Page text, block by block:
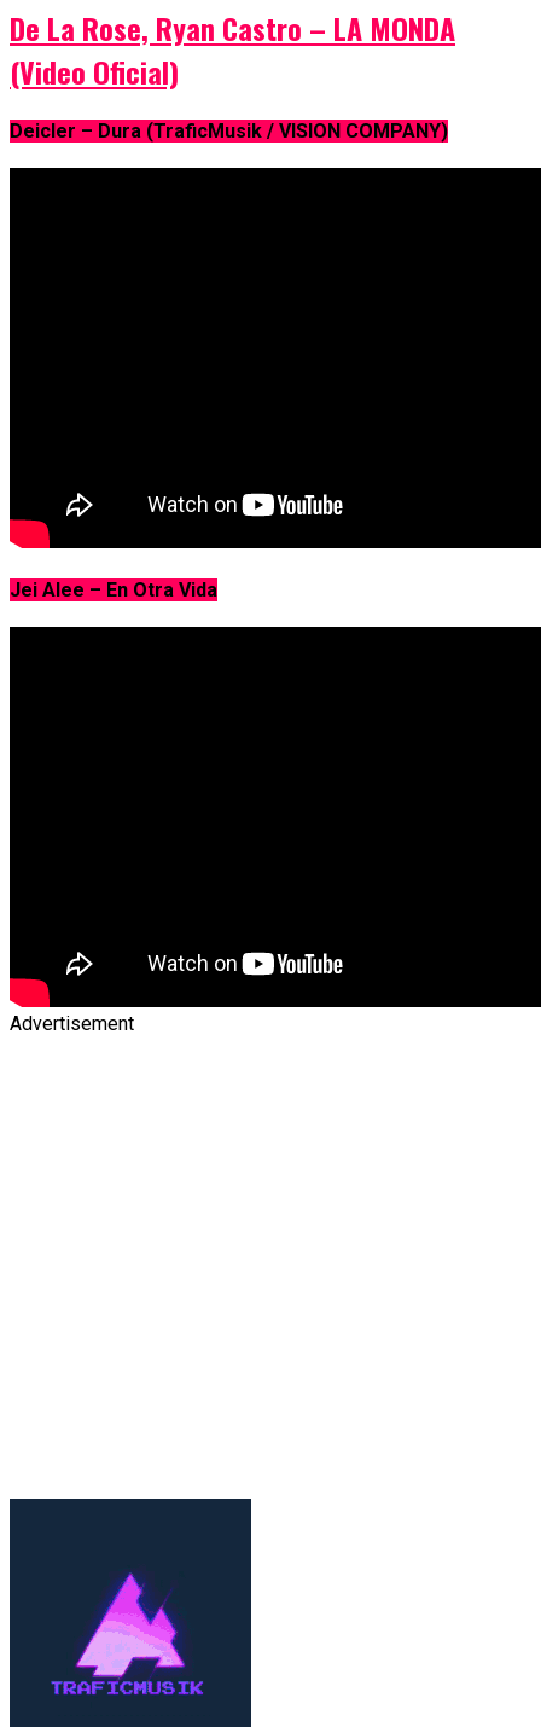
De La Rose, Ryan Castro – LA MONDA
(Video Oficial)
Deicler – Dura (TraficMusik / VISION COMPANY)
Jei Alee – En Otra Vida
Advertisement